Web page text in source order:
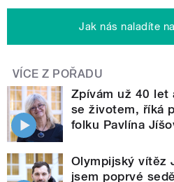
Jak nás naladíte
VÍCE Z POŘADU
Zpívám už 40 let
se životem, říká
folku Pavlína
Olympijský vítěz
jsem poprvé